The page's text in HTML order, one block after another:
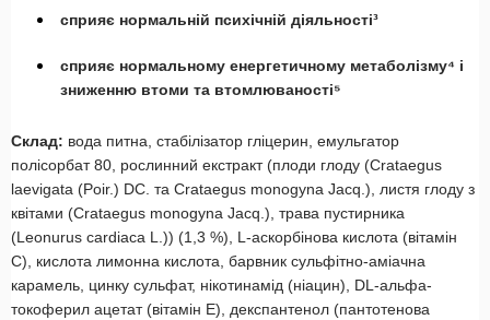
сприяє нормальній психічній діяльності³
сприяє нормальному енергетичному метаболізму⁴ і
зниженню втоми та втомлюваності⁵
Склад: вода питна, стабілізатор гліцерин, емульгатор
полісорбат 80, рослинний екстракт (плоди глоду (Crataegus
laevigata (Poir.) DC. та Crataegus monogyna Jacq.), листя глоду з
квітами (Crataegus monogyna Jacq.), трава пустирника
(Leonurus cardiaca L.)) (1,3 %), L-аскорбінова кислота (вітамін
С), кислота лимонна кислота, барвник сульфітно-аміачна
карамель, цинку сульфат, нікотинамід (ніацин), DL-альфа-
токоферил ацетат (вітамін Е), декспантенол (пантотенова